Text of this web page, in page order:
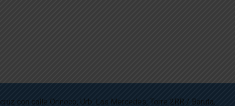
con calle Orinoco, Urb. Las Mercedes, Torre 2RR / Baruta,